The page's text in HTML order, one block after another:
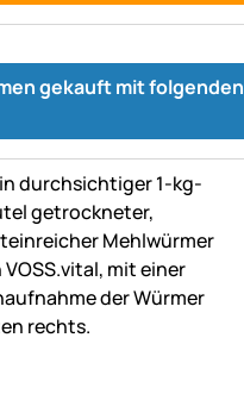
gekauft mit folgenden
(1 Bewertungen)